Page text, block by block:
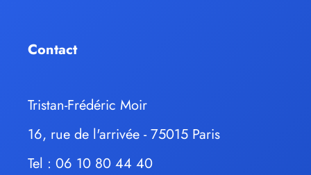
Contact
Tristan-Frédéric Moir
16, rue de l'arrivée - 75015 Paris
Tel : 06 10 80 44 40